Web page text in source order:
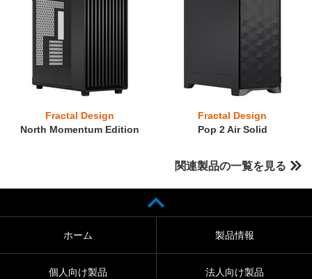
Fractal Design
North Momentum Edition
Fractal Design
Pop 2 Air Solid
関連製品の一覧を見る
ホーム 製品情報
個人向け製品 法人向け製品